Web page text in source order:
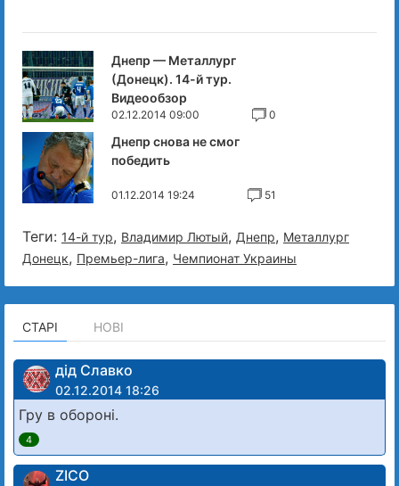
Днепр — Металлург
(Донецк). 14-й тур.
Видеообзор
02.12.2014 09:00 0
Днепр снова не смог
победить
01.12.2014 19:24 51
Теги: 14-й тур, Владимир Лютый, Днепр, Металлург
Донецк, Премьер-лига, Чемпионат Украины
СТАРІ НОВІ
дід Славко
02.12.2014 18:26
Гру в обороні.
4
ZICO